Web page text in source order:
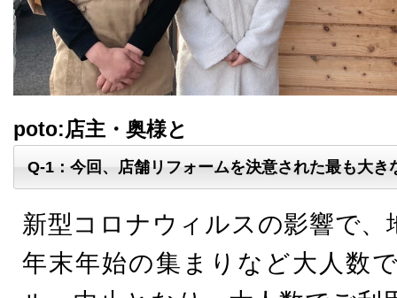
poto:店主・奥様と
Q-1：今回、店舗リフォームを決意された最も大き
新型コロナウィルスの影響で、
年末年始の集まりなど大人数